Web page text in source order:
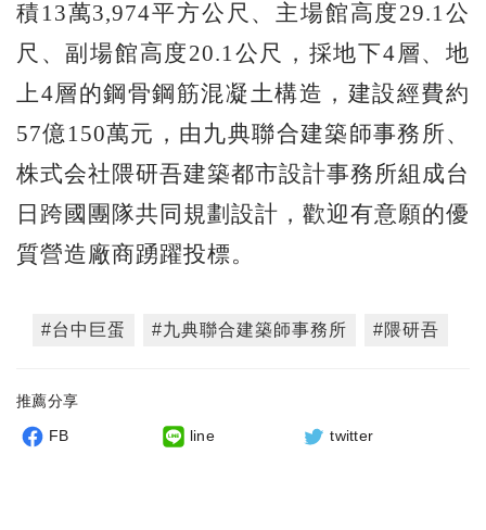
積13萬3,974平方公尺、主場館高度29.1公
尺、副場館高度20.1公尺，採地下4層、地
上4層的鋼骨鋼筋混凝土構造，建設經費約
57億150萬元，由九典聯合建築師事務所、
株式会社隈研吾建築都市設計事務所組成台
日跨國團隊共同規劃設計，歡迎有意願的優
質營造廠商踴躍投標。
#台中巨蛋 #九典聯合建築師事務所 #隈研吾
推薦分享
FB line twitter